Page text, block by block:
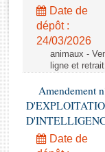
Rapports
Rapports sur
Baromètre de
Dossiers
Budget et
Questions
Comptes rendus
Date de
dépôt :
24/03/2026
animaux -
ligne et
Amendement
Date de